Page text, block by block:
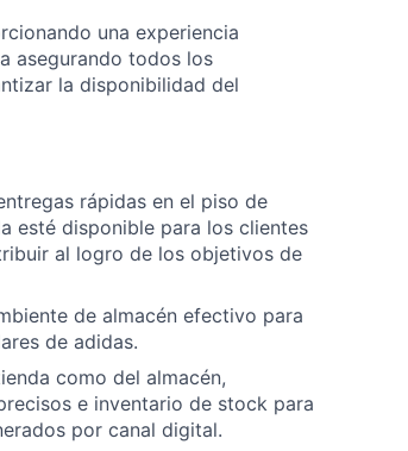
una experiencia
asegurando todos los
la disponibilidad del
rápidas en el piso de
esté disponible para los clientes
al logro de los objetivos de
de almacén efectivo para
de adidas.
como del almacén,
e inventario de stock para
por canal digital.